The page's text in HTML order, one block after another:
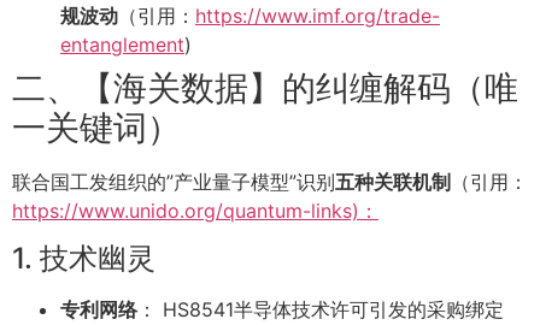
规波动 （引用： https://www.imf.org/trade-
entanglement)
二、【海关数据】的纠缠解码（唯
一关键词）
联合国工发组织的”产业量子模型”识别五种关联机制 （引用：
https://www.unido.org/quantum-links)：
1. 技术幽灵
专利网络： HS8541半导体技术许可引发的采购绑定